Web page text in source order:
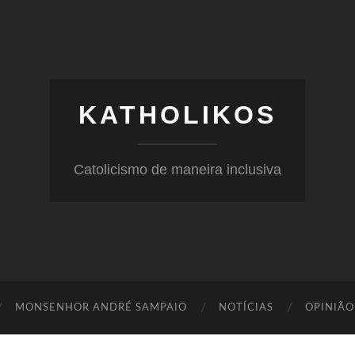
KATHOLIKOS
Catolicismo de maneira inclusiva
MONSENHOR ANDRÉ SAMPAIO NOTÍCIAS OPINIÃO